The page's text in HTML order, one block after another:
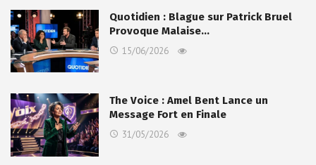
Quotidien : Blague sur Patrick Bruel
Provoque Malaise…
15/06/2026
The Voice : Amel Bent Lance un
Message Fort en Finale
31/05/2026